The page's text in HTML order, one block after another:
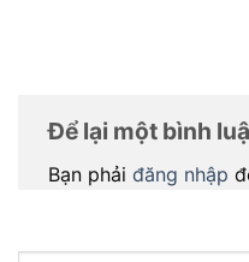
Để lại một bình
Bạn phải đăng nhập